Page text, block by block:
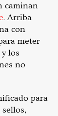
caminan
. Arriba
con
meter
los
no
para